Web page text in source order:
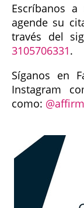
Escríbanos a
agende su
través del
3105706331.
Síganos en
Instagram
como: